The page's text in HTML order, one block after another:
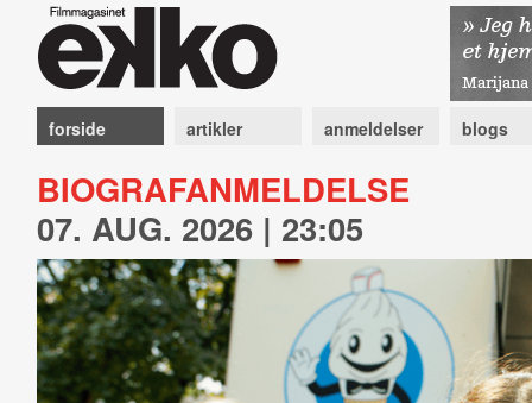
forside artikler anmeldelser blogs
BIOGRAFANMELDELSE
07. AUG. 2026 | 23:05